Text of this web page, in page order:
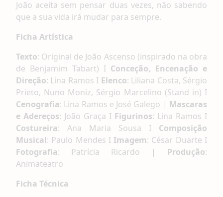
João aceita sem pensar duas vezes, não sabendo
que a sua vida irá mudar para sempre.
Ficha Artística
Texto: Original de João Ascenso (inspirado na obra
de Benjamim Tabart) I Conceção, Encenação e
Direção: Lina Ramos I Elenco: Liliana Costa, Sérgio
Prieto, Nuno Moniz, Sérgio Marcelino (Stand in) I
Cenografia: Lina Ramos e José Galego | Mascaras
e Adereços: João Graça I Figurinos: Lina Ramos I
Costureira: Ana Maria Sousa I Composição
Musical: Paulo Mendes I Imagem: César Duarte I
Fotografia: Patrícia Ricardo | Produção:
Animateatro
Ficha Técnica